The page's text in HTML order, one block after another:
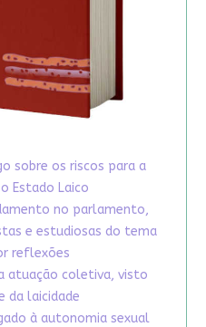
sobre os riscos para a
Estado Laico
no parlamento,
e estudiosas do tema
reflexões
atuação coletiva, visto
da laicidade
à autonomia sexual